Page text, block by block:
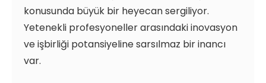
konusunda büyük bir heyecan sergiliyor.
Yetenekli profesyoneller arasındaki inovasyon
ve işbirliği potansiyeline sarsılmaz bir inancı
var.